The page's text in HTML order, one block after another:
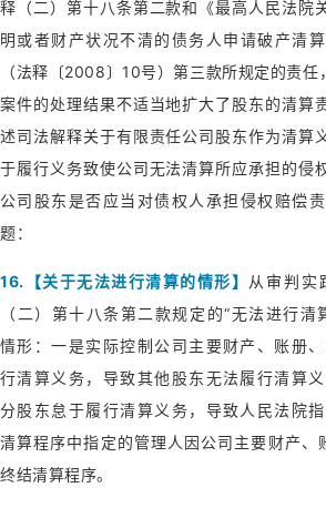
释（二）第十八条第二款和《最高人民法院
明或者财产状况不清的债务人申请破产清
（法释〔2008〕10号）第三款所规定的责
案件的处理结果不适当地扩大了股东的清算
述司法解释关于有限责任公司股东作为清算
于履行义务致使公司无法清算所应承担的侵
公司股东是否应当对债权人承担侵权赔偿
题：
16.【关于无法进行清算的情形】
从审判实
（二）第十八条第二款规定的“无法进行
情形：一是实际控制公司主要财产、账册
行清算义务，导致其他股东无法履行清算
分股东怠于履行清算义务，导致人民法院
清算程序中指定的管理人因公司主要财产、
终结清算程序。